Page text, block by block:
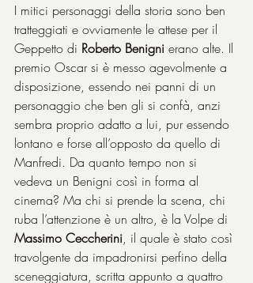
I mitici personaggi della storia sono ben
tratteggiati e ovviamente le attese per il
Geppetto di Roberto Benigni erano alte. Il
premio Oscar si è messo agevolmente a
disposizione, essendo nei panni di un
personaggio che ben gli si confà, anzi
sembra proprio adatto a lui, pur essendo
lontano e forse all’opposto da quello di
Manfredi. Da quanto tempo non si
vedeva un Benigni così in forma al
cinema? Ma chi si prende la scena, chi
ruba l’attenzione è un altro, è la Volpe di
Massimo Ceccherini, il quale è stato così
travolgente da impadronirsi perfino della
sceneggiatura, scritta appunto a quattro